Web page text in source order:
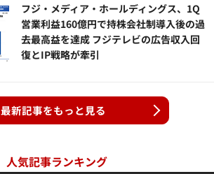
フジ・メディア・ホールディングス、1Q
営業利益160億円で持株会社制導入後の過
去最高益を達成 フジテレビの広告収入回
復とIP戦略が牽引
最新記事をもっと見る
人気記事ランキング